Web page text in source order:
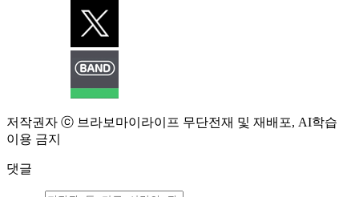
저작권자 ⓒ 브라보마이라이프 무단전재 및 재배포, AI학습
이용 금지
댓글